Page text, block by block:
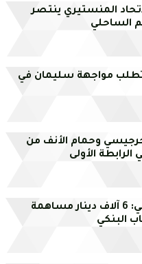
المنستيري ينتصر
الساحلي
مواجهة سليمان في
وحمام الأنف من
الأولى
النادي الصفاقسي: 6 آلاف دينار مساهمة
البنكي